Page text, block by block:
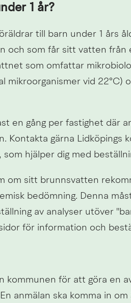
1 år?
till barn under 1 års
och som får sitt vatten från
som omfattar
mikroorganismer vid 22°C)
en gång per fastighet där
Kontakta gärna Lidköpings
, som hjälper dig med
om sitt brunnsvatten
bedömning. Denna
av analyser utöver
för information och
kommunen för att göra en
anmälan ska komma in